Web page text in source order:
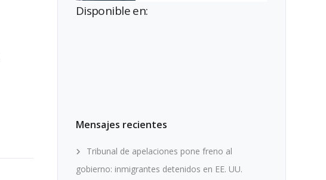
Disponible en:
Mensajes recientes
Tribunal de apelaciones pone freno al
gobierno: inmigrantes detenidos en EE. UU.